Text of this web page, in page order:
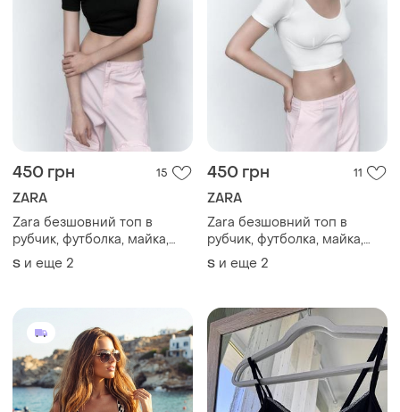
450 грн 15
ZARA
Zara безшовний топ в
рубчик, футболка, майка,
спортивний ліф
S и еще 2
450 грн 11
ZARA
Zara безшовний топ в
рубчик, футболка, майка,
спортивний ліф
S и еще 2